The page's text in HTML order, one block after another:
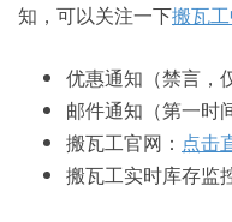
知，可以关注一下搬瓦
优惠通知（禁言，
邮件通知（第一时
搬瓦工官网： 点击
搬瓦工实时库存监